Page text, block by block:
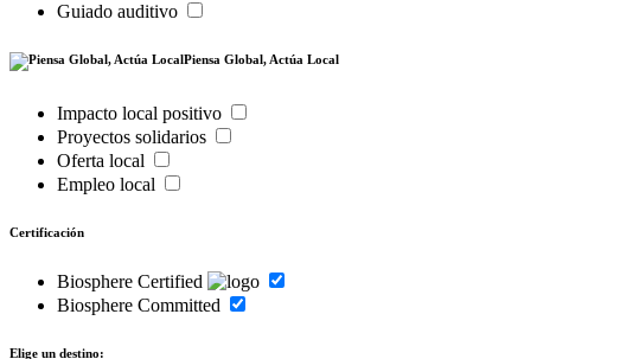
Guiado auditivo
Piensa Global, Actúa Local
Impacto local positivo
Proyectos solidarios
Oferta local
Empleo local
Certificación
Biosphere Certified
Biosphere Committed
Elige un destino: